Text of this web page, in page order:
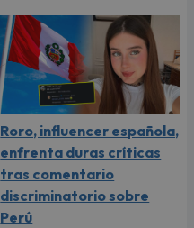
Roro, influencer española,
enfrenta duras críticas
tras comentario
discriminatorio sobre
Perú